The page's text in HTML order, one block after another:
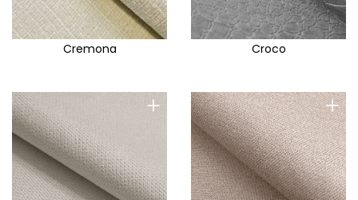
Cremona Croco
+ +